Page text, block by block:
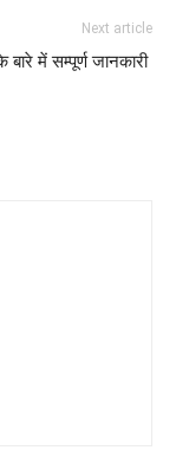
Next article
बारे में सम्पूर्ण जानकारी